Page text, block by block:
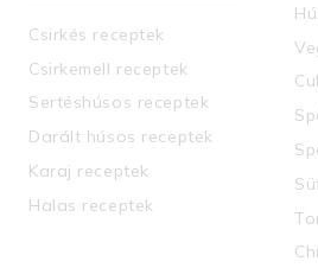
Csirkés receptek
Csirkemell receptek
Sertéshúsos receptek
Darált húsos receptek
Karaj receptek
Halas receptek